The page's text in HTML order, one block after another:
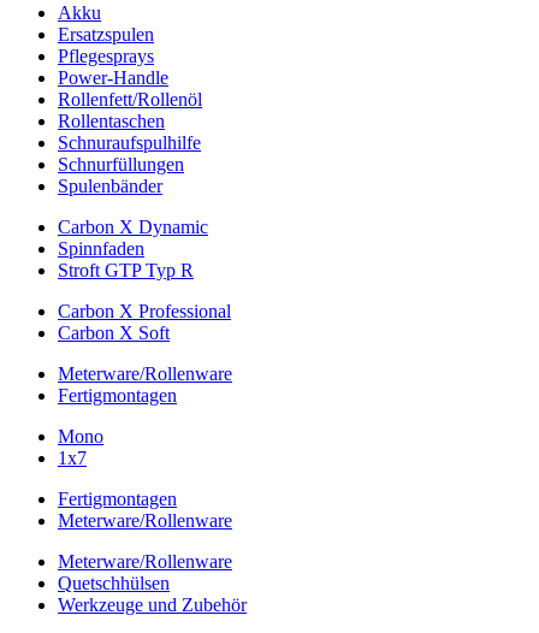
Akku
Ersatzspulen
Pflegesprays
Power-Handle
Rollenfett/Rollenöl
Rollentaschen
Schnuraufspulhilfe
Schnurfüllungen
Spulenbänder
Carbon X Dynamic
Spinnfaden
Stroft GTP Typ R
Carbon X Professional
Carbon X Soft
Meterware/Rollenware
Fertigmontagen
Mono
1x7
Fertigmontagen
Meterware/Rollenware
Meterware/Rollenware
Quetschhülsen
Werkzeuge und Zubehör